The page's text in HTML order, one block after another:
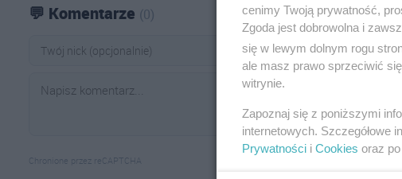
💬 Komentarze (0)
Chronione przez reCAPTCHA
cenimy Twoją prywatność,
Zgoda jest dobrowolna i
się w lewym dolnym rogu
ale masz prawo sprzeciwić
witrynie.
Zapoznaj się z poniższymi
internetowych. Szczegółowe
Prywatności i Cookies oraz po